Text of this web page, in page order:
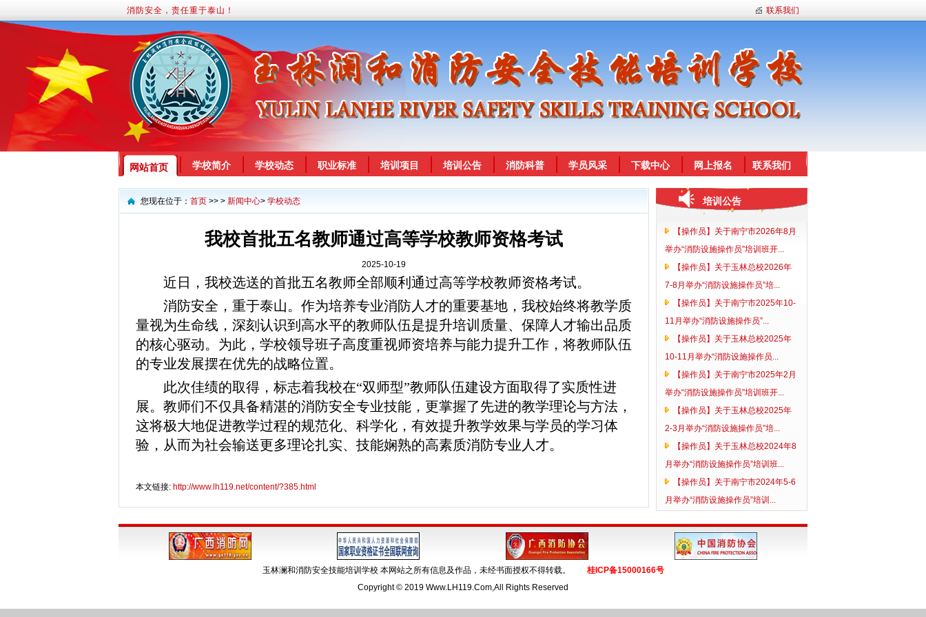
消防安全，责任重于泰山！ 联系我们
网站首页 学校简介 学校动态 职业标准 培训项目 培训公告 消防科普 学员风采 下载中心 网上报名 联系我们
您现在位于： 首页 >> > 新闻中心> 学校动态
我校首批五名教师通过高等学校教师资格考试
2025-10-19
近日，我校选送的首批五名教师全部顺利通过高等学校教师资格考试。
消防安全，重于泰山。作为培养专业消防人才的重要基地，我校始终将教学质
量视为生命线，深刻认识到高水平的教师队伍是提升培训质量、保障人才输出品质
的核心驱动。为此，学校领导班子高度重视师资培养与能力提升工作，将教师队伍
的专业发展摆在优先的战略位置。
此次佳绩的取得，标志着我校在“双师型”教师队伍建设方面取得了实质性进
展。教师们不仅具备精湛的消防安全专业技能，更掌握了先进的教学理论与方法，
这将极大地促进教学过程的规范化、科学化，有效提升教学效果与学员的学习体
验，从而为社会输送更多理论扎实、技能娴熟的高素质消防专业人才。
本文链接: http://www.lh119.net/content/?385.html
培训公告
【操作员】关于南宁市2026年8月
举办“消防设施操作员”培训班开...
【操作员】关于玉林总校2026年
7-8月举办“消防设施操作员”培...
【操作员】关于南宁市2025年10-
11月举办“消防设施操作员”...
【操作员】关于玉林总校2025年
10-11月举办“消防设施操作员...
【操作员】关于南宁市2025年2月
举办“消防设施操作员”培训班开...
【操作员】关于玉林总校2025年
2-3月举办“消防设施操作员”培...
【操作员】关于玉林总校2024年8
月举办“消防设施操作员”培训班...
【操作员】关于南宁市2024年5-6
月举办“消防设施操作员”培训...
玉林澜和消防安全技能培训学校 本网站之所有信息及作品，未经书面授权不得转载。 桂ICP备15000166号
Copyright © 2019 Www.LH119.Com,All Rights Reserved